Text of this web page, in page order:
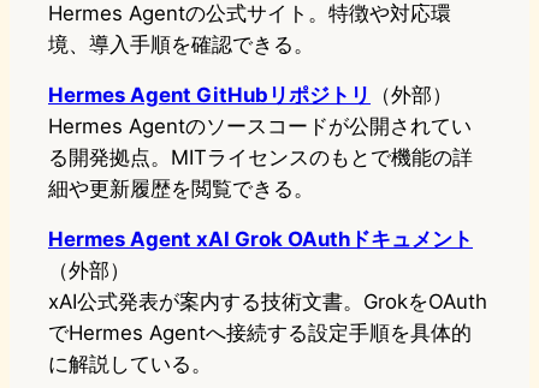
Hermes Agentの公式サイト。特徴や対応環
境、導入手順を確認できる。
Hermes Agent GitHubリポジトリ
（外部）
Hermes Agentのソースコードが公開されてい
る開発拠点。MITライセンスのもとで機能の詳
細や更新履歴を閲覧できる。
Hermes Agent xAI Grok OAuthドキュメント
（外部）
xAI公式発表が案内する技術文書。GrokをOAuth
でHermes Agentへ接続する設定手順を具体的
に解説している。